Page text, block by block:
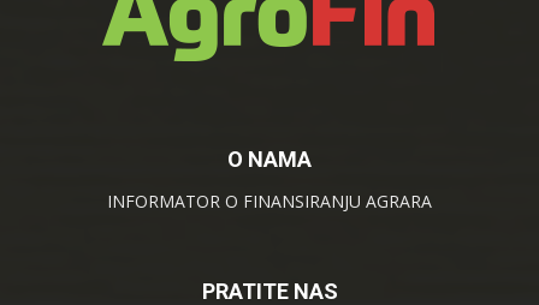
O NAMA
INFORMATOR O FINANSIRANJU AGRARA
PRATITE NAS